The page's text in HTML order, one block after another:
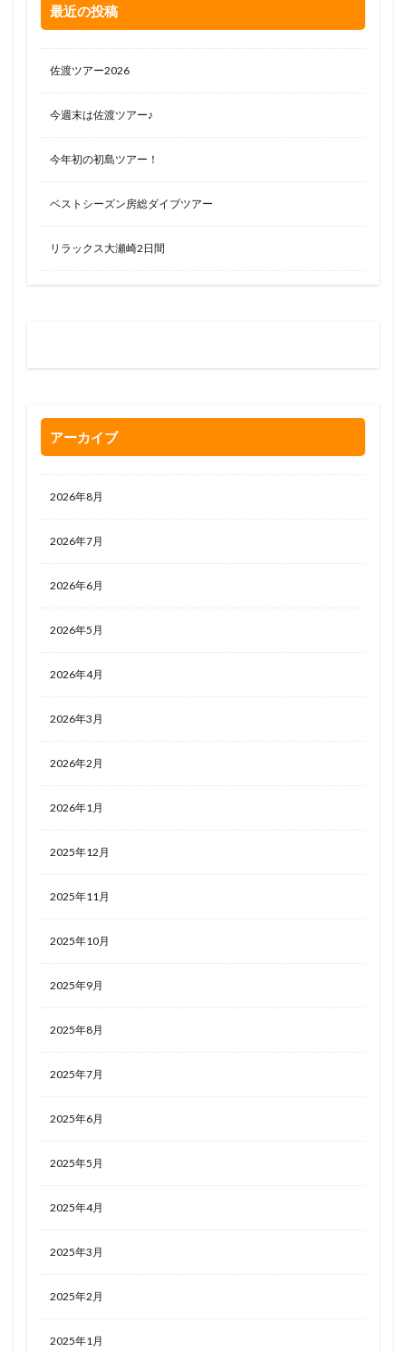
最近の投稿
佐渡ツアー2026
今週末は佐渡ツアー♪
今年初の初島ツアー！
ベストシーズン房総ダイブツアー
リラックス大瀬崎2日間
アーカイブ
2026年8月
2026年7月
2026年6月
2026年5月
2026年4月
2026年3月
2026年2月
2026年1月
2025年12月
2025年11月
2025年10月
2025年9月
2025年8月
2025年7月
2025年6月
2025年5月
2025年4月
2025年3月
2025年2月
2025年1月